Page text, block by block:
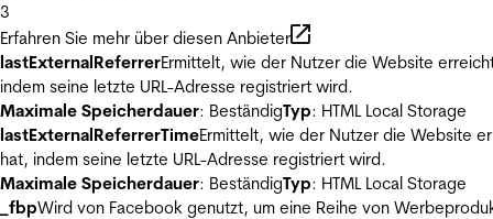
3
Erfahren Sie mehr über diesen Anbieter
lastExternalReferrerErmittelt, wie der Nutzer die Website
indem seine letzte URL-Adresse registriert wird.
Maximale Speicherdauer: BeständigTyp: HTML Local Storage
lastExternalReferrerTimeErmittelt, wie der Nutzer die Website
hat, indem seine letzte URL-Adresse registriert wird.
Maximale Speicherdauer: BeständigTyp: HTML Local Storage
_fbpWird von Facebook genutzt, um eine Reihe von